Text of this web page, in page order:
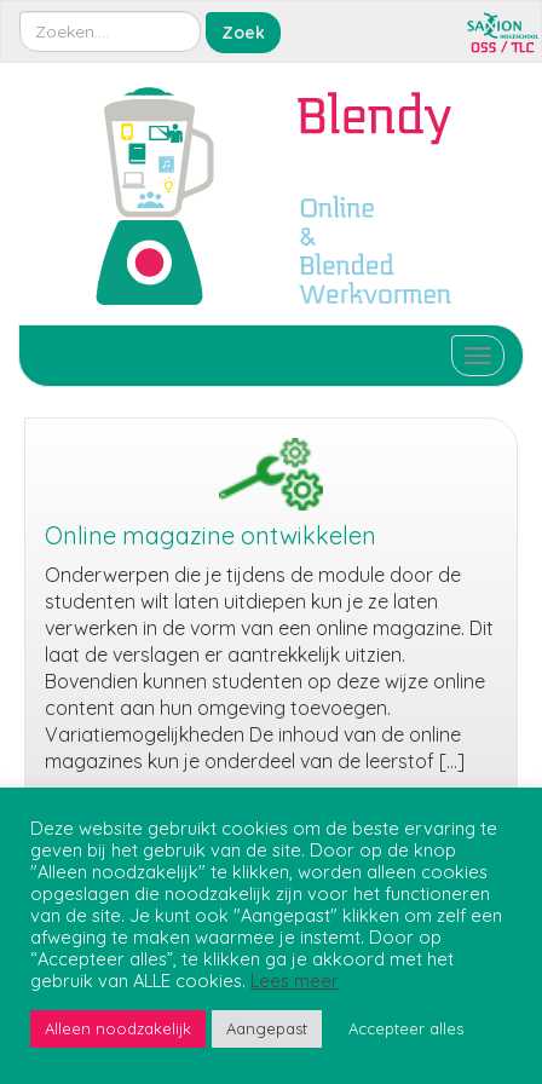
Toggle
Online magazine ontwikkelen
Onderwerpen die je tijdens de module door de
studenten wilt laten uitdiepen kun je ze laten
verwerken in de vorm van een online magazine. Dit
laat de verslagen er aantrekkelijk uitzien.
Bovendien kunnen studenten op deze wijze online
content aan hun omgeving toevoegen.
Variatiemogelijkheden De inhoud van de online
magazines kun je onderdeel van de leerstof […]
Online
magazine
ontwikkelen
Privacybeleid
Onderwijs Student Support - Teaching and Learning Centre
Deze website gebruikt cookies om de beste ervaring te
geven bij het gebruik van de site. Door op de knop
"Alleen noodzakelijk" te klikken, worden alleen cookies
opgeslagen die noodzakelijk zijn voor het functioneren
van de site. Je kunt ook "Aangepast" klikken om zelf een
afweging te maken waarmee je instemt. Door op
“Accepteer alles”, te klikken ga je akkoord met het
gebruik van ALLE cookies. Lees meer
Alleen noodzakelijk Aangepast Accepteer alles